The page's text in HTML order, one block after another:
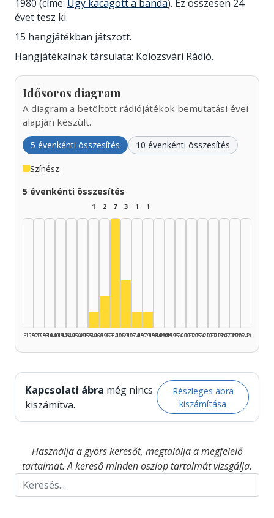
1980 (címe: Úgy kacagott a banda). Ez összesen 24
évet tesz ki.
15 hangjátékban játszott.
Hangjátékainak társulata: Kolozsvári Rádió.
Idősoros diagram
A diagram a betöltött rádiójátékok bemutatási évei
alapján készült.
5 évenkénti összesítés 10 évenkénti összesítés
Színész
5 évenkénti összesítés
1925–1929
1930–1934
1935–1939
1940–1944
1945–1949
1950–1954
1
Színész, 1955–1959: 1
1955–1959
2
1960–1964
7
Színész, 1965–1969: 7
1965–1969
3
Színész, 1970–1974: 3
1970–1974
1
Színész, 1975–1979: 1
1975–1979
1
Színész, 1980–1984: 1
1980–1984
1985–1989
1990–1994
1995–1999
2000–2004
2005–2009
2010–2014
2015–2019
2020–2024
2025–2026
Kapcsolati ábra még nincs
kiszámítva.
Részleges ábra
kiszámítása
Használja a gyors keresőt, megtalálja a megfelelő
tartalmat. A kereső minden oszlop tartalmát vizsgálja.